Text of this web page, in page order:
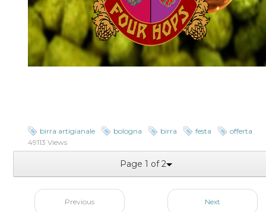
birra artigianale bologna birra festa
offerta
49113 Views
Page 1 of 2
Previous Next